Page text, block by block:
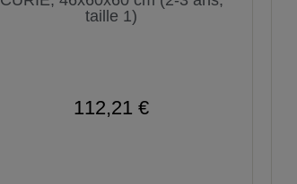
taille 1)
112,21 €